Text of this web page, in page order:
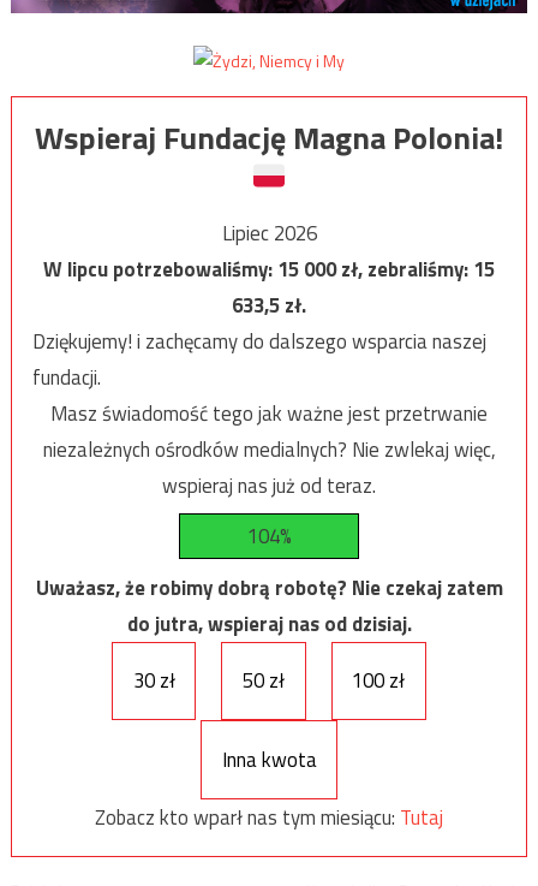
Wspieraj Fundację Magna Polonia!
Lipiec 2026
W lipcu potrzebowaliśmy:15 000zł, zebraliśmy:15
633,5zł.
Dziękujemy! i zachęcamy do dalszego wsparcia naszej
fundacji.
Masz świadomość tego jak ważne jest przetrwanie
niezależnych ośrodków medialnych? Nie zwlekaj więc,
wspieraj nas już od teraz.
104%
Uważasz, że robimy dobrą robotę? Nie czekaj zatem
do jutra, wspieraj nas od dzisiaj.
30 zł
50 zł 100 zł
Inna kwota
Zobacz kto wparł nas tym miesiącu: Tutaj